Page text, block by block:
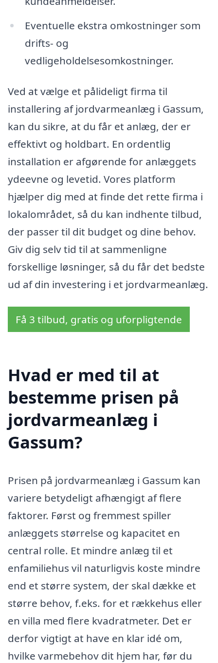
Eventuelle ekstra omkostninger som
drifts- og
vedligeholdelsesomkostninger.
Ved at vælge et pålideligt firma til
installering af jordvarmeanlæg i Gassum,
kan du sikre, at du får et anlæg, der er
effektivt og holdbart. En ordentlig
installation er afgørende for anlæggets
ydeevne og levetid. Vores platform
hjælper dig med at finde det rette firma i
lokalområdet, så du kan indhente tilbud,
der passer til dit budget og dine behov.
Giv dig selv tid til at sammenligne
forskellige løsninger, så du får det bedste
ud af din investering i et jordvarmeanlæg.
Få 3 tilbud, gratis og uforpligtende
Hvad er med til at
bestemme prisen på
jordvarmeanlæg i
Gassum?
Prisen på jordvarmeanlæg i Gassum kan
variere betydeligt afhængigt af flere
faktorer. Først og fremmest spiller
anlæggets størrelse og kapacitet en
central rolle. Et mindre anlæg til et
enfamiliehus vil naturligvis koste mindre
end et større system, der skal dække et
større behov, f.eks. for et rækkehus eller
en villa med flere kvadratmeter. Det er
derfor vigtigt at have en klar idé om,
hvilke varmebehov dit hjem har, før du